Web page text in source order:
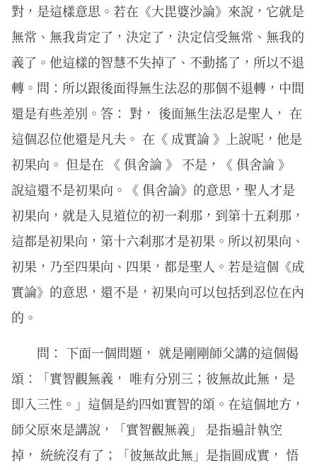
對，是這樣意思。若在《大毘婆沙論》來說，它就是
無常、無我肯定了，決定了，決定信受無常、無我的
義了。他這樣的智慧不失掉了、不動搖了，所以不退
轉。問：所以跟後面得無生法忍的那個不退轉，中間
還是有些差別。答： 對， 後面無生法忍是聖人， 在
這個忍位他還是凡夫。 在《 成實論 》上說呢，他是
初果向。 但是在 《 俱舍論 》 不是，《 俱舍論 》
說這還不是初果向。《 俱舍論》的意思，聖人才是
初果向，就是入見道位的初一刹那，到第十五刹那，
這都是初果向，第十六刹那才是初果。所以初果向、
初果，乃至四果向、四果，都是聖人。若是這個《成
實論》的意思，還不是，初果向可以包括到忍位在內
的。
問： 下面一個問題， 就是剛剛師父講的這個偈
頌：「實智觀無義， 唯有分別三；彼無故此無，是
即入三性。」這個是約四如實智的頌。在這個地方，
師父原來是講說，「實智觀無義」 是指遍計執空
掉， 統統沒有了；「彼無故此無」是指圓成實， 悟